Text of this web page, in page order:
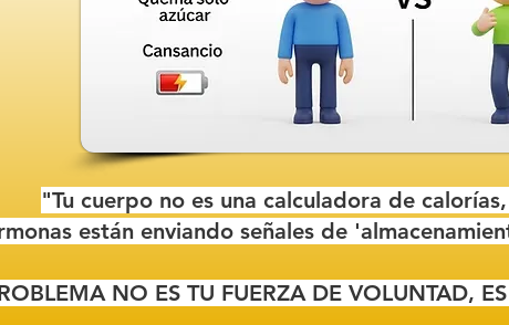
"Tu cuerpo no es una calculadora de
están enviando señales de
NO ES TU FUERZA DE VOLUNTAD,